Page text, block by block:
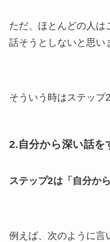
ただ、ほとんどの人は
話そうとしないと思い
そういう時はステップ
2.自分から深い話を
ステップ2は「自分か
例えば、次のように言